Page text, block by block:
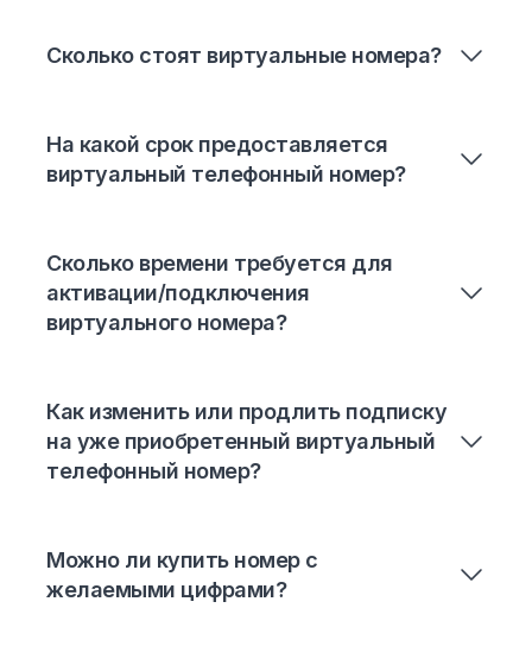
Сколько стоят виртуальные номера?
На какой срок предоставляется
виртуальный телефонный номер?
Сколько времени требуется для
активации/подключения
виртуального номера?
Как изменить или продлить подписку
на уже приобретенный виртуальный
телефонный номер?
Можно ли купить номер с
желаемыми цифрами?